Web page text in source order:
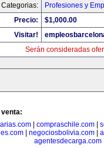
Categorias:
Profesiones y
Precio:
$1,000.00
Visitar!
Serán consideradas
| compraschile.com|
| negociosbolivia.com|
agentesdecarga.com